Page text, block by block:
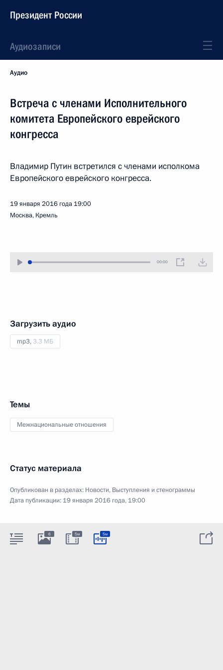
Президент России
Аудиозаписи
Аудио
Встреча с членами Исполнительного
комитета Европейского еврейского
конгресса
Владимир Путин встретился с членами исполкома
Европейского еврейского конгресса.
19 января 2016 года 19:00
Москва, Кремль
00:00
Загрузить аудио
mp3, 3.3 МБ
Темы
Межнациональные отношения
Статус материала
Опубликован в разделах: Новости, Выступления и стенограммы
Дата публикации: 19 января 2016 года, 19:00
6 5м 5м